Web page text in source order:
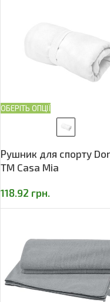
ОБЕРІТЬ ОПЦІЇ
Рушник для спорту
TM Casa Mia
118.92 грн.